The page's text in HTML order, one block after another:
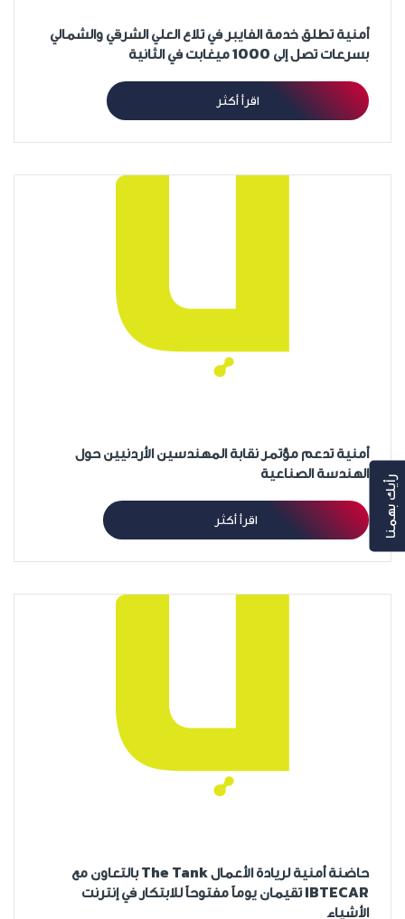
أمنية تطلق خدمة الفايبر في تلاع العلي الشرقي والشمالي
بسرعات تصل إلى 1000 ميغابت في الثانية
اقرأ أكثر
أمنية تدعم مؤتمر نقابة المهندسين الأردنيين حول
الهندسة الصناعية
اقرأ أكثر
حاضنة أمنية لريادة الأعمال The Tank بالتعاون مع
IBTECAR تقيمان يوماً مفتوحاً للابتكار في إنترنت
الأشياء
رأيك بهمنا